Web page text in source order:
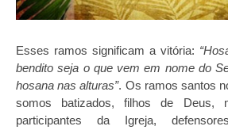
Esses ramos significam a vitória:
bendito seja o que vem em nome do
hosana nas alturas”. Os ramos santos
somos batizados, filhos de Deus,
participantes da Igreja,